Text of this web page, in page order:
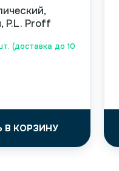
(доставка до 10
P.L. Proff
В КОРЗИНУ